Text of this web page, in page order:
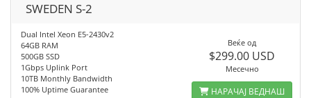
SWEDEN S-2
Dual Intel Xeon E5-2430v2
64GB RAM
500GB SSD
1Gbps Uplink Port
10TB Monthly Bandwidth
100% Uptime Guarantee
Веќе од
$299.00 USD
Месечно
НАРАЧАЈ ВЕДНАШ